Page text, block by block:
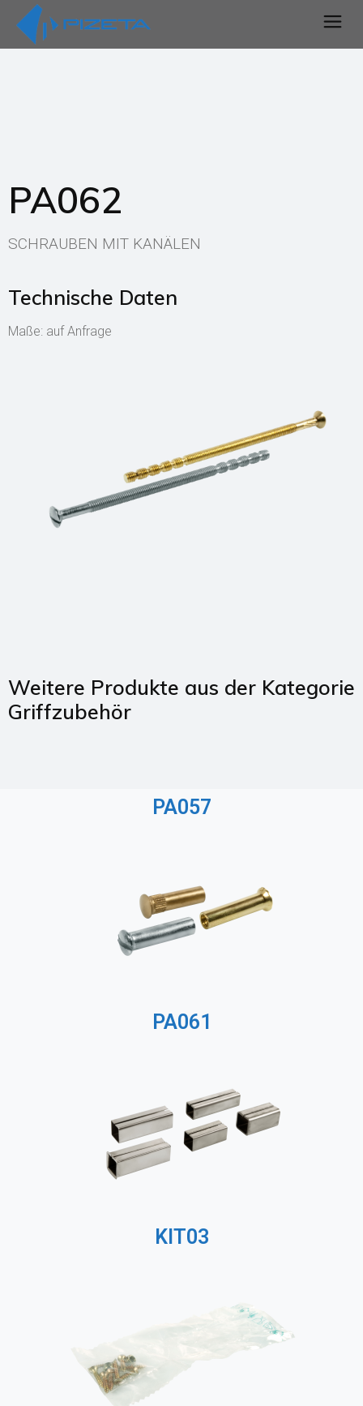
PA062
SCHRAUBEN MIT KANÄLEN
Technische Daten
Maße: auf Anfrage
Weitere Produkte aus der Kategorie
Griffzubehör
PA057
PA061
KIT03